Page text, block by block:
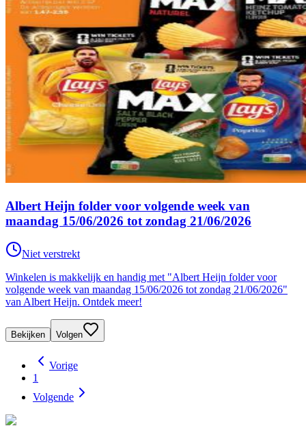
Albert Heijn folder voor volgende week van
maandag 15/06/2026 tot zondag 21/06/2026
Niet verstrekt
Winkelen is makkelijk en handig met "Albert Heijn folder voor
volgende week van maandag 15/06/2026 tot zondag 21/06/2026"
van Albert Heijn. Ontdek meer!
Bekijken Volgen
Vorige
1
Volgende